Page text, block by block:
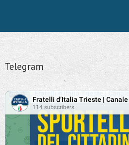
Telegram